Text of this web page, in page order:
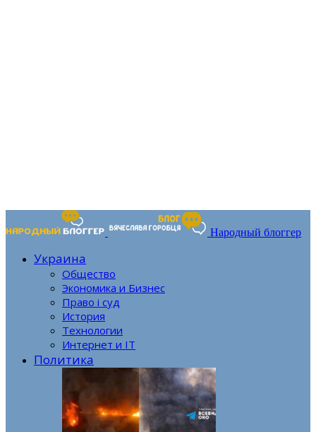
Народный блоггер
Украина
Общество
Экономика и Бизнес
Право і суд
История
Технологии
Интернет и IT
Политика